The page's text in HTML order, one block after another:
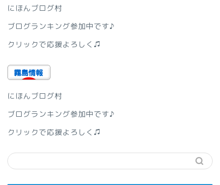
にほんブログ村
ブログランキング参加中です♪
クリックで応援よろしく♫
にほんブログ村
ブログランキング参加中です♪
クリックで応援よろしく♫